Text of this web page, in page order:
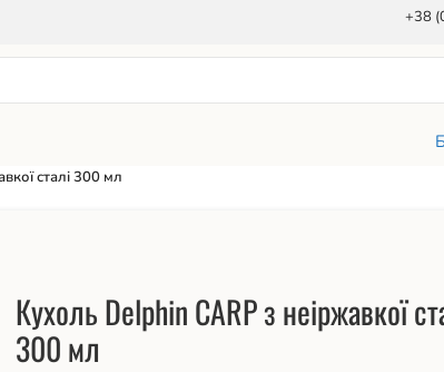
+38
сталі 300 мл
Кухоль Delphin CARP з неіржавкої
300 мл